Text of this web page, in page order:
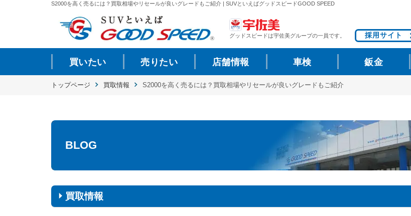
S2000を高く売るには？買取相場やリセールが良いグレードもご紹介 | SUVといえばグッドスピードGOOD SPEED
グッドスピードは宇佐美グループの一員です。 採用サイト
買いたい 売りたい 店舗情報 車検 鈑金
トップページ 買取情報 S2000を高く売るには？買取相場やリセールが良いグレードもご紹介
BLOG
買取情報